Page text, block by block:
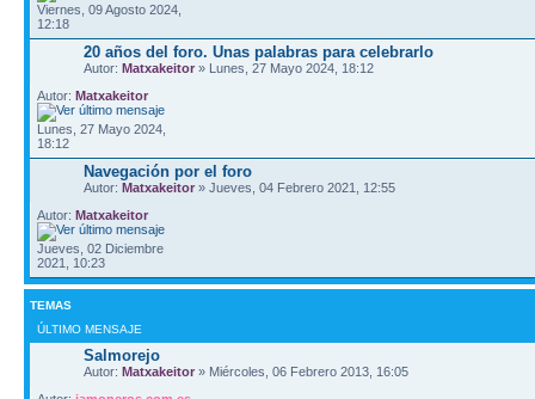
Viernes, 09 Agosto 2024,
12:18
20 años del foro. Unas palabras para celebrarlo
Autor: Matxakeitor » Lunes, 27 Mayo 2024, 18:12
Autor: Matxakeitor
Lunes, 27 Mayo 2024,
18:12
Navegación por el foro
Autor: Matxakeitor » Jueves, 04 Febrero 2021, 12:55
Autor: Matxakeitor
Jueves, 02 Diciembre
2021, 10:23
TEMAS
ÚLTIMO MENSAJE
Salmorejo
Autor: Matxakeitor » Miércoles, 06 Febrero 2013, 16:05